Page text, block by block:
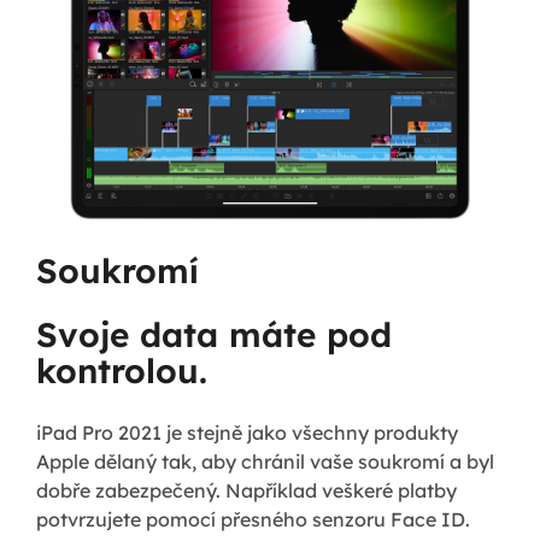
Soukromí
Svoje data máte pod
kontrolou.
iPad Pro 2021 je stejně jako všechny produkty
Apple dělaný tak, aby chránil vaše soukromí a byl
dobře zabezpečený. Například veškeré platby
potvrzujete pomocí přesného senzoru Face ID.